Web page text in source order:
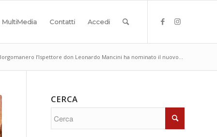
MultiMedia Contatti Accedi
l’Ispettore don Leonardo Mancini ha nominato il nuovo...
CERCA